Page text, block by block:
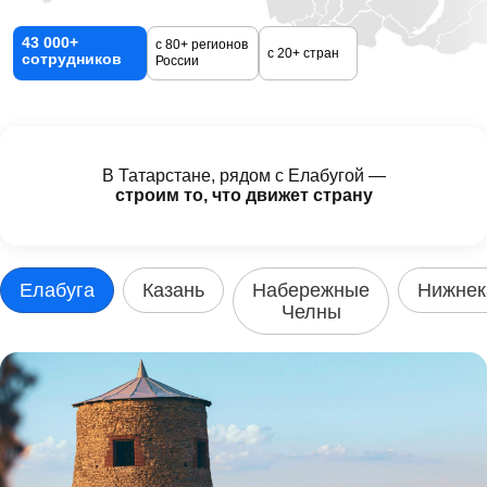
43 000+
сотрудников
с 80+ регионов
России
с 20+ стран
В Татарстане, рядом с Елабугой —
строим то, что движет страну
Елабуга Казань
Набережные
Челны